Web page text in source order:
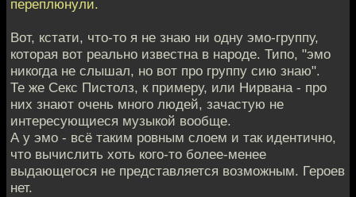
переплюнули.
Вот, кстати, что-то я не знаю ни одну эмо-группу,
которая вот реально известна в народе. Типо, "эмо
никогда не слышал, но вот про группу сию знаю".
Те же Секс Пистолз, к примеру, или Нирвана - про
них знают очень много людей, зачастую не
интересующиеся музыкой вообще.
А у эмо - всё таким ровным слоем и так идентично,
что вычислить хоть кого-то более-менее
выдающегося не представляется возможным. Героев
нет.